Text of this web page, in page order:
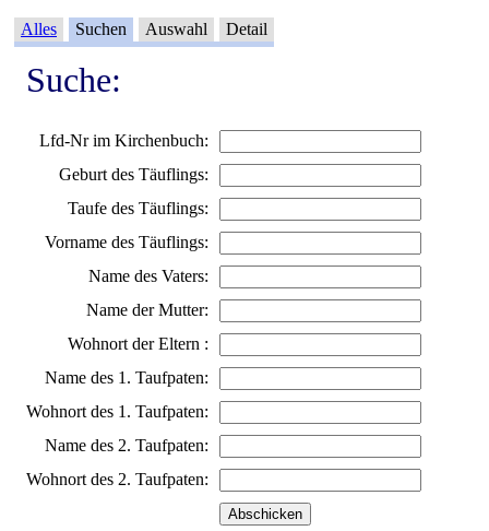
Alles Suchen Auswahl Detail
Suche:
Lfd-Nr im Kirchenbuch:
Geburt des Täuflings:
Taufe des Täuflings:
Vorname des Täuflings:
Name des Vaters:
Name der Mutter:
Wohnort der Eltern :
Name des 1. Taufpaten:
Wohnort des 1. Taufpaten:
Name des 2. Taufpaten:
Wohnort des 2. Taufpaten: